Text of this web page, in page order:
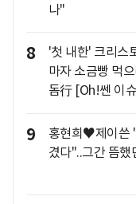
나"
8
'첫 내한' 크리스
마자 소금빵 먹
돔行 [Oh!쎈 이
9
홍현희♥제이쓴
겼다"..그간 뜸